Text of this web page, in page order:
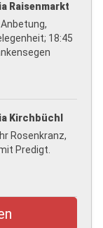
Raisenmarkt
18:45
Kirchbüchl
Rosenkranz,
Predigt.